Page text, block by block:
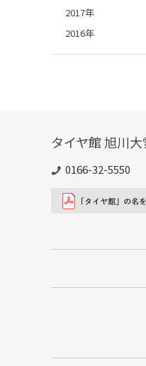
2017年
2016年
タイヤ館 旭川大
0166-32-5550
タイヤ点検・
クローク契約
本日のタイヤ履